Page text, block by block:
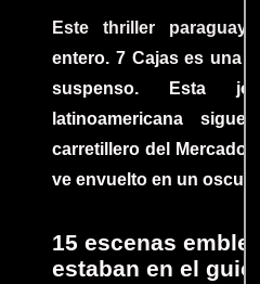
Este thriller
entero. 7 Cajas es una
suspenso. Esta
latinoamericana
carretillero del Mercado
ve envuelto en un
15 escenas
estaban en el guion